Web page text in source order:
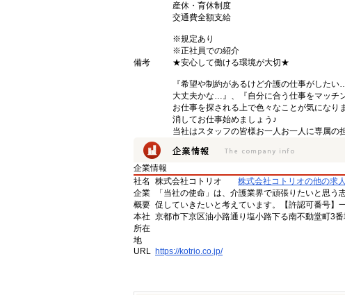
産休・育休制度
交通費全額支給
※規定あり
※正社員での紹介
備考
★安心して働ける環境が大切★
『希望や制約があるけど介護の仕事がした
大丈夫かな…』、『自分に合う仕事をマッチ
お仕事を探される上で色々なことが気にな
消してお仕事始めましょう♪
当社はスタッフの皆様お一人お一人に専属
企業情報
社名
株式会社コトリオ
株式会社コトリオの他の求
企業
概要
「当社の使命」は、介護業界で頑張りたいと思
促していきたいと考えています。【許認可番号
本社
所在
地
京都市下京区油小路通り塩小路下る南不動堂町3
URL https://kotrio.co.jp/